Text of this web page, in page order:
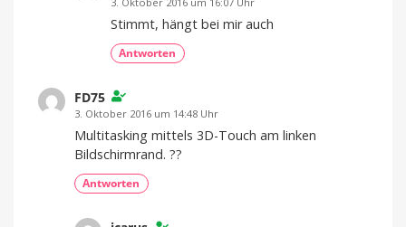
Stimmt, hängt bei mir auch
Antworten
FD75
3. Oktober 2016 um 14:48 Uhr
Multitasking mittels 3D-Touch am linken
Bildschirmrand. ??
Antworten